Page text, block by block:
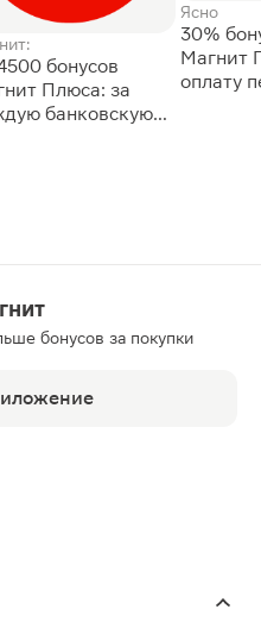
бонусов
Плюса: за
банковскую
Ясно
30%
Магнит
оплату
бонусов за покупки